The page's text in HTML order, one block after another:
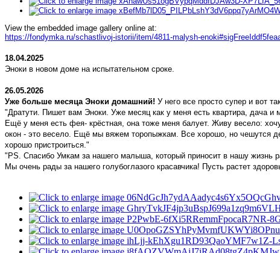
View the embedded image gallery online at:
https://fondymka.ru/schastlivoj-istorii/item/4811-malysh-
18.04.2025
Эноки в новом доме на испытательном сроке.
26.05.2026
Уже больше месяца Эноки домашний! У него все просто супер и вот
"Дратути. Пишет вам Эноки. Уже месяц как у меня есть квартира, дача
Ещё у меня есть фея- крёстная, она тоже меня балует. Живу весело:
окон - это весело. Ещё мы вяжем торопыжкам. Все хорошо, но чешутся
хорошо пристроиться."
"PS. Спасибо Умкам за нашего малыша, который приносит в нашу жизнь
Мы очень рады за нашего голубоглазого красавчика! Пусть растет